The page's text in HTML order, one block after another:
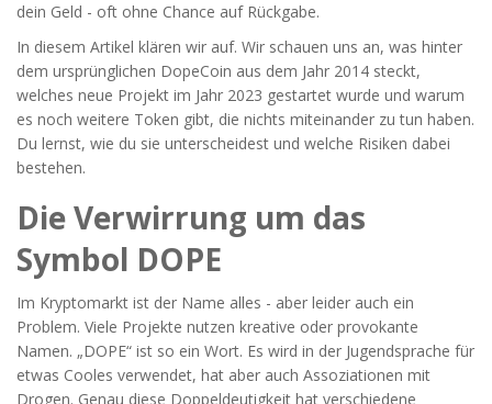
dein Geld - oft ohne Chance auf Rückgabe.
In diesem Artikel klären wir auf. Wir schauen uns an, was hinter
dem ursprünglichen DopeCoin aus dem Jahr 2014 steckt,
welches neue Projekt im Jahr 2023 gestartet wurde und warum
es noch weitere Token gibt, die nichts miteinander zu tun haben.
Du lernst, wie du sie unterscheidest und welche Risiken dabei
bestehen.
Die Verwirrung um das
Symbol DOPE
Im Kryptomarkt ist der Name alles - aber leider auch ein
Problem. Viele Projekte nutzen kreative oder provokante
Namen. „DOPE“ ist so ein Wort. Es wird in der Jugendsprache für
etwas Cooles verwendet, hat aber auch Assoziationen mit
Drogen. Genau diese Doppeldeutigkeit hat verschiedene